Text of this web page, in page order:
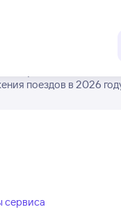
Будьте
поездов в 2026
сервиса